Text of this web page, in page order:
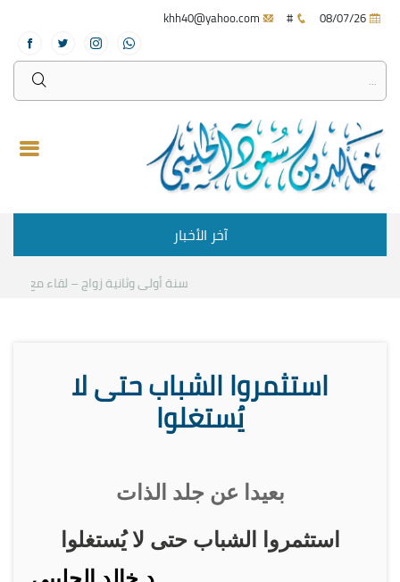
#
آخر الأخبار
سنة أولى وثانية زواج – لقاء مع د.خالد
استثمروا الشباب حتى لا
يُستغلوا
بعيدا عن جلد الذات
استثمروا الشباب حتى لا يُستغلوا